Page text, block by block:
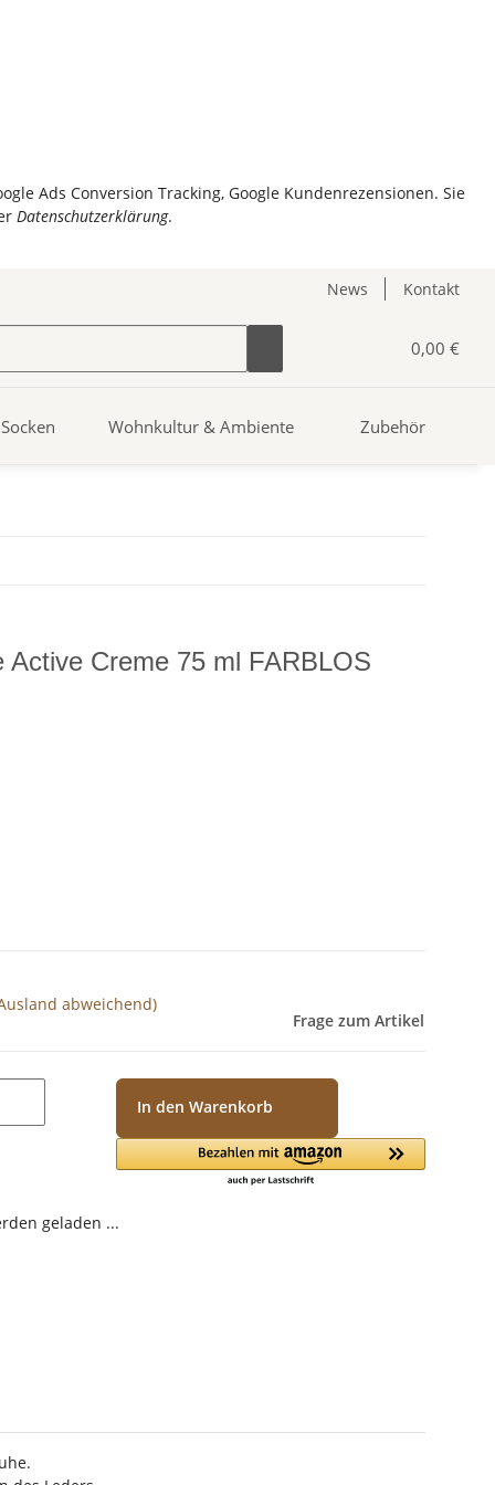
Ads Conversion Tracking, Google Kundenrezensionen. Sie
Datenschutzerklärung.
News
Kontakt
0,00 €
Socken Wohnkultur & Ambiente Zubehör
Active Creme 75 ml FARBLOS
abweichend)
Frage zum Artikel
In den Warenkorb
geladen ...